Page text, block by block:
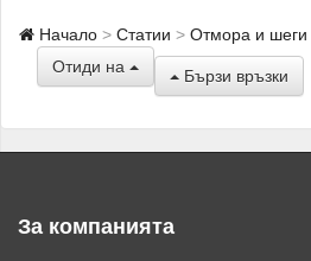
Начало Статии
Отмора и шеги
Отиди на
Бързи връзки
За компанията